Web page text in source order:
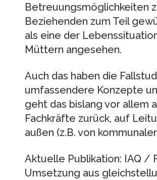
Betreuungsmöglichkeiten
Beziehenden zum Teil
als eine der
Müttern angesehen.
Auch das haben die
umfassendere Konzepte
geht das bislang vor allem
Fachkräfte zurück, auf
außen (z.B. von
Aktuelle Publikation: IAQ /
Umsetzung aus